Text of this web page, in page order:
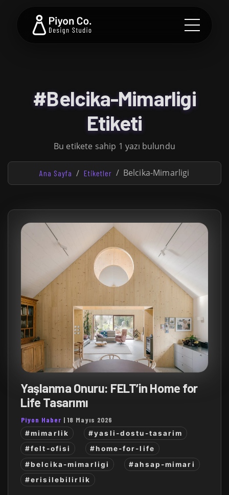
#Belcika-Mimarligi
Etiketi
Bu etikete sahip 1 yazı bulundu
Ana Sayfa Etiketler Belcika-Mimarligi
Yaşlanma Onuru: FELT’in Home for
Life Tasarımı
Piyon Haber |18 Mayıs 2026
#mimarlik
#yasli-dostu-tasarim
#felt-ofisi
#home-for-life
#belcika-mimarligi
#ahsap-mimari
#erisilebilirlik